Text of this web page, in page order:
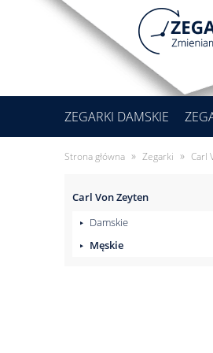
ZEGARKI DAMSKIE
Strona główna » Zegarki » Carl
Carl Von Zeyten
Damskie
Męskie